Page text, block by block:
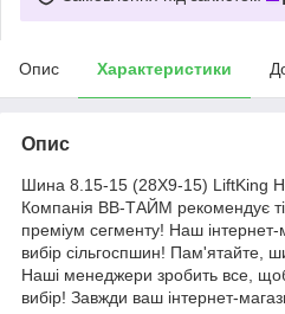
Опис Характеристики
Опис
Шина 8.15-15 (28X9-15) LiftKing
Компанія ВВ-ТАЙМ рекомендує
преміум сегменту! Наш
вибір сільгоспшин! Пам'ятайте,
Наші менеджери зробить все,
вибір! Завжди ваш інтернет-